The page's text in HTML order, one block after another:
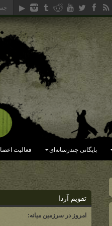
بایگانی چندرسانه‌ای فعالیت اعضا
تقویم آردا
امروز در سرزمین میانه: